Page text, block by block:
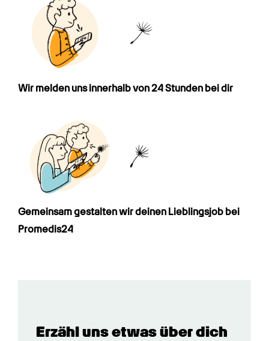
Wir melden uns innerhalb von 24 Stunden bei dir
Gemeinsam gestalten wir deinen Lieblings­job bei
Promedis24
Erzähl uns etwas über dich